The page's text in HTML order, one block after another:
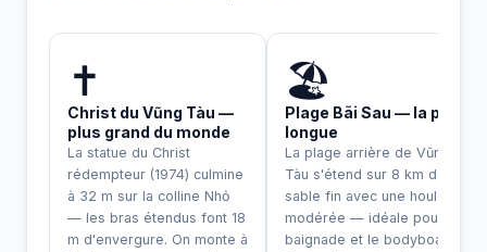
✝️
Christ du Vũng Tàu —
plus grand du monde
La statue du Christ
rédempteur (1974) culmine
à 32 m sur la colline Nhỏ
— les bras étendus font 18
m d'envergure. On monte à
🏖️
Plage Bãi Sau — la plus
longue
La plage arrière de Vũng
Tàu s'étend sur 8 km de
sable fin avec une houle
modérée — idéale pour la
baignade et le bodyboard.